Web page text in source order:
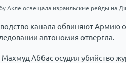
Акле освещала израильские рейды на
канала обвиняют
автономия отвергла.
Аббас осудил убийство